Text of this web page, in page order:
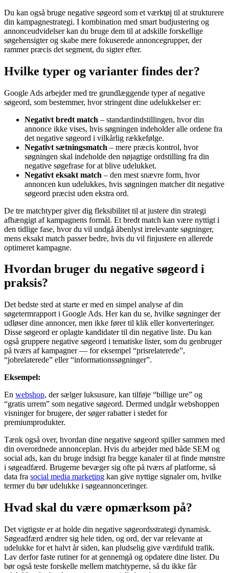
Du kan også bruge negative søgeord som et værktøj til at strukturere
din kampagnestrategi. I kombination med smart budjustering og
annonceudvidelser kan du bruge dem til at adskille forskellige
søgehensigter og skabe mere fokuserede annoncegrupper, der
rammer præcis det segment, du sigter efter.
Hvilke typer og varianter findes der?
Google Ads arbejder med tre grundlæggende typer af negative
søgeord, som bestemmer, hvor stringent dine udelukkelser er:
Negativt bredt match – standardindstillingen, hvor din
annonce ikke vises, hvis søgningen indeholder alle ordene fra
det negative søgeord i vilkårlig rækkefølge.
Negativt sætningsmatch – mere præcis kontrol, hvor
søgningen skal indeholde den nøjagtige ordstilling fra din
negative søgefrase for at blive udelukket.
Negativt eksakt match – den mest snævre form, hvor
annoncen kun udelukkes, hvis søgningen matcher dit negative
søgeord præcist uden ekstra ord.
De tre matchtyper giver dig fleksibilitet til at justere din strategi
afhængigt af kampagnens formål. Et bredt match kan være nyttigt i
den tidlige fase, hvor du vil undgå åbenlyst irrelevante søgninger,
mens eksakt match passer bedre, hvis du vil finjustere en allerede
optimeret kampagne.
Hvordan bruger du negative søgeord i
praksis?
Det bedste sted at starte er med en simpel analyse af din
søgetermrapport i Google Ads. Her kan du se, hvilke søgninger der
udløser dine annoncer, men ikke fører til klik eller konverteringer.
Disse søgeord er oplagte kandidater til din negative liste. Du kan
også gruppere negative søgeord i tematiske lister, som du genbruger
på tværs af kampagner — for eksempel “prisrelaterede”,
“jobrelaterede” eller “informationssøgninger”.
Eksempel:
En webshop, der sælger luksusure, kan tilføje “billige ure” og
“gratis urrem” som negative søgeord. Dermed undgår webshoppen
visninger for brugere, der søger rabatter i stedet for
premiumprodukter.
Tænk også over, hvordan dine negative søgeord spiller sammen med
din overordnede annonceplan. Hvis du arbejder med både SEM og
social ads, kan du bruge indsigt fra begge kanaler til at finde mønstre
i søgeadfærd. Brugerne bevæger sig ofte på tværs af platforme, så
data fra social media marketing kan give nyttige signaler om, hvilke
termer du bør udelukke i søgeannonceringer.
Hvad skal du være opmærksom på?
Det vigtigste er at holde din negative søgeordsstrategi dynamisk.
Søgeadfærd ændrer sig hele tiden, og ord, der var relevante at
udelukke for et halvt år siden, kan pludselig give værdifuld trafik.
Lav derfor faste rutiner for at gennemgå og opdatere dine lister. Du
bør også teste forskelle mellem matchtyperne, så du ikke får